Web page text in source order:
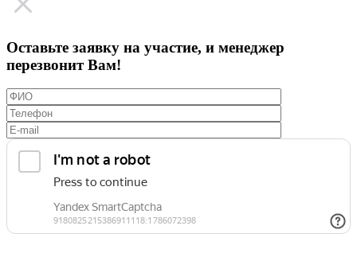
Оставьте заявку на участие, и менеджер
перезвонит Вам!